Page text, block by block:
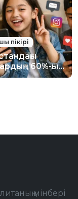
пікірі
60%-ы
өзінде
— сарапшы.
мінбері